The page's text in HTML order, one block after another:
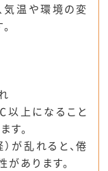
気温や環境の変
上になること
す。
が乱れる と、倦
あります。